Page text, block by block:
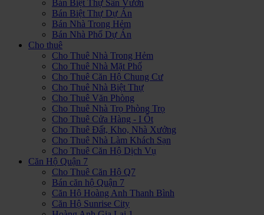
Bán Biệt Thự Sân Vườn
Bán Biệt Thự Dự Án
Bán Nhà Trong Hẻm
Bán Nhà Phố Dự Án
Cho thuê
Cho Thuê Nhà Trong Hẻm
Cho Thuê Nhà Mặt Phố
Cho Thuê Căn Hộ Chung Cư
Cho Thuê Nhà Biệt Thự
Cho Thuê Văn Phòng
Cho Thuê Nhà Trọ Phòng Trọ
Cho Thuê Cửa Hàng - I Ốt
Cho Thuê Đất, Kho, Nhà Xưởng
Cho Thuê Nhà Làm Khách Sạn
Cho Thuê Căn Hộ Dịch Vụ
Căn Hộ Quận 7
Cho Thuê Căn Hộ Q7
Bán căn hộ Quận 7
Căn Hộ Hoàng Anh Thanh Bình
Căn Hộ Sunrise City